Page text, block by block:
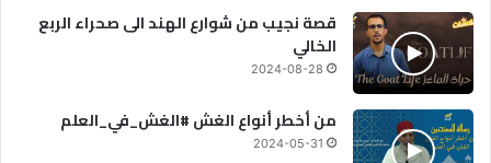
قصة نجيب من شوارع الهند الى صحراء الربع
الخالي
2024-08-28
من أخطر أنواع الغش #الغش_في_العلم
2024-05-31